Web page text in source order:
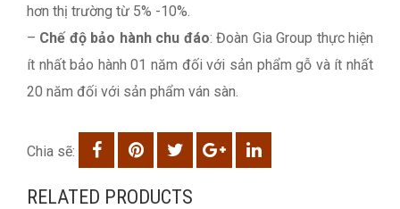
hơn thị trường từ 5% -10%.
– Chế độ bảo hành chu đáo: Đoàn Gia Group thực hiện
ít nhất bảo hành 01 năm đối với sản phẩm gỗ và ít nhất
20 năm đối với sản phẩm ván sàn.
Chia sẽ:
RELATED PRODUCTS